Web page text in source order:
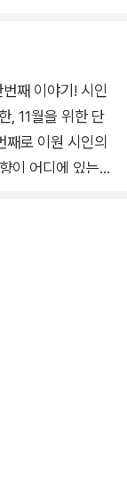
다.
, 11월을 위한 단
이 어디에 있는가
가을과 겨울 사
억압하지 않고, 간
미”의 자세로야
시를 함께하는 학
지 다정한 말들과
장 ‘깨끗한’ 계
하는 계절의 편
셨으면. 털실 한